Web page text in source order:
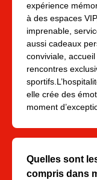
expérience
à des espaces
imprenable,
aussi cadeaux
conviviale,
rencontres
elle crée des
moment
Quelles sont
compris dans